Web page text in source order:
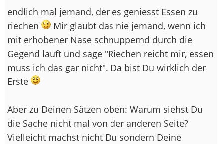
endlich mal jemand, der es geniesst Essen zu
riechen
Mir glaubt das nie jemand, wenn ich
mit erhobener Nase schnuppernd durch die
Gegend lauft und sage "Riechen reicht mir, essen
muss ich das gar nicht". Da bist Du wirklich der
Erste
Aber zu Deinen Sätzen oben: Warum siehst Du
die Sache nicht mal von der anderen Seite?
Vielleicht machst nicht Du sondern Deine